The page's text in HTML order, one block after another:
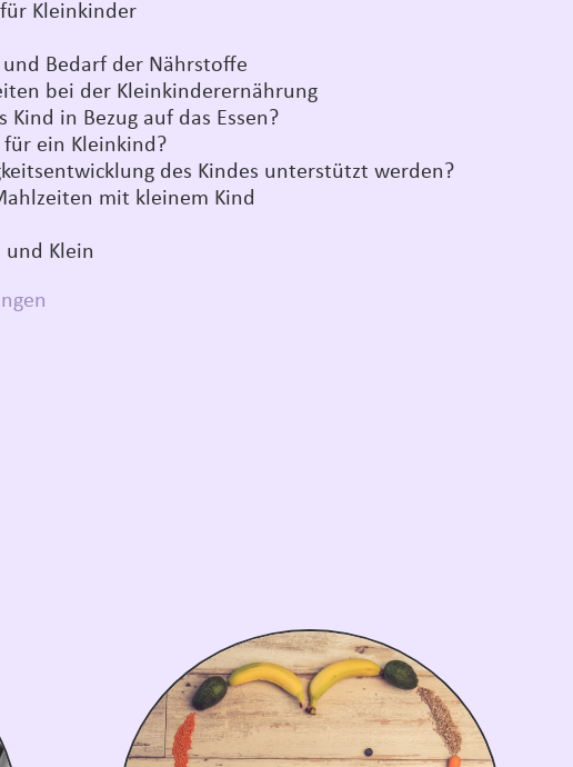
Kleinkinder
Bedarf der Nährstoffe
bei der Kleinkinderernährung
Kind in Bezug auf das Essen?
für ein Kleinkind?
des Kindes unterstützt werden?
mit kleinem Kind
und Klein